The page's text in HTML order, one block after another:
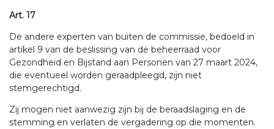
Art. 17
De andere experten van buiten de commissie, bedoeld in
artikel 9 van de beslissing van de beheerraad voor
Gezondheid en Bijstand aan Personen van 27 maart 2024,
die eventueel worden geraadpleegd, zijn niet
stemgerechtigd.
Zij mogen niet aanwezig zijn bij de beraadslaging en de
stemming en verlaten de vergadering op die momenten.